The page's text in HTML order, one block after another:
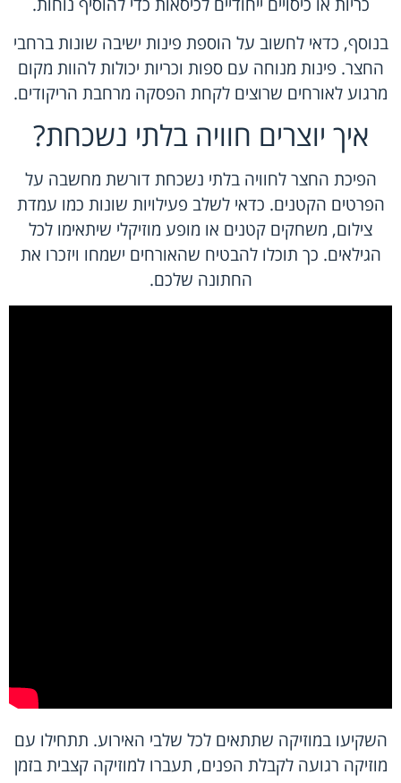
כריות או כיסויים ייחודיים לכיסאות כדי להוסיף נוחות.
בנוסף, כדאי לחשוב על הוספת פינות ישיבה שונות ברחבי
החצר. פינות מנוחה עם ספות וכריות יכולות להוות מקום
מרגוע לאורחים שרוצים לקחת הפסקה מרחבת הריקודים.
איך יוצרים חוויה בלתי נשכחת?
הפיכת החצר לחוויה בלתי נשכחת דורשת מחשבה על
הפרטים הקטנים. כדאי לשלב פעילויות שונות כמו עמדת
צילום, משחקים קטנים או מופע מוזיקלי שיתאימו לכל
הגילאים. כך תוכלו להבטיח שהאורחים ישמחו ויזכרו את
החתונה שלכם.
השקיעו במוזיקה שתתאים לכל שלבי האירוע. תתחילו עם
מוזיקה רגועה לקבלת הפנים, תעברו למוזיקה קצבית בזמן